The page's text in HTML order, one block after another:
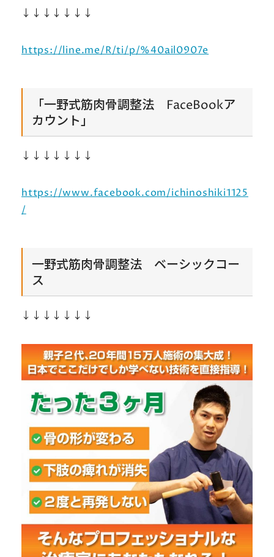
↓↓↓↓↓↓↓
https://line.me/R/ti/p/%40ail0907e
「一野式筋肉骨調整法 FaceBookア
カウント」
↓↓↓↓↓↓↓
https://www.facebook.com/ichinoshiki1125
/
一野式筋肉骨調整法 ベーシックコー
ス
↓↓↓↓↓↓↓